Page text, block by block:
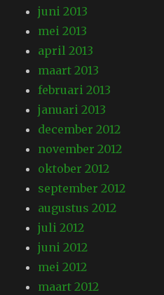
juni 2013
mei 2013
april 2013
maart 2013
februari 2013
januari 2013
december 2012
november 2012
oktober 2012
september 2012
augustus 2012
juli 2012
juni 2012
mei 2012
maart 2012